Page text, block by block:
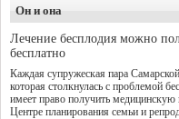
Он и она
Лечение бесплодия можно
бесплатно
Каждая супружеская пара Самарской
которая столкнулась с проблемой
имеет право получить
Центре планирования семьи и